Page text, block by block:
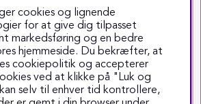
cookies og lignende
for at give dig tilpasset
markedsføring og en bedre
hjemmeside. Du bekræfter, at
cookiepolitik og accepterer
ved at klikke på "Luk og
selv til enhver tid kontrollere,